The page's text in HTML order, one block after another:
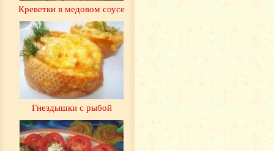
Креветки в медовом соусе
Гнездышки с рыбой